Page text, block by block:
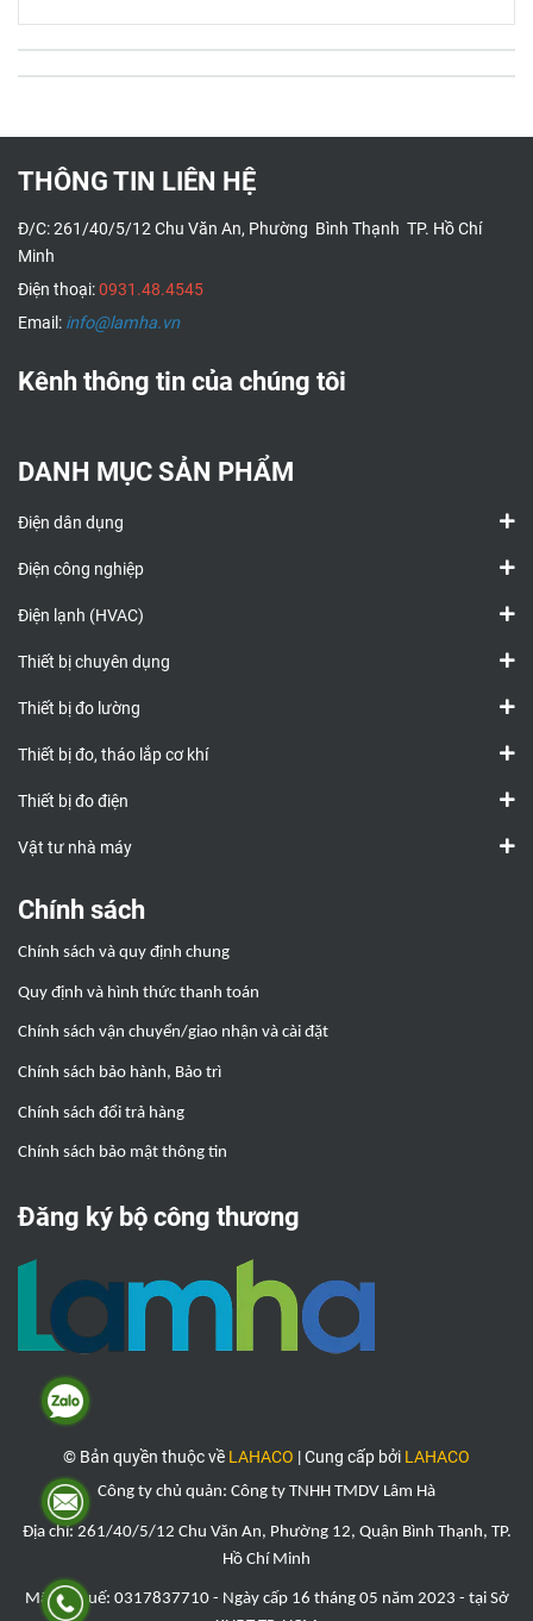
THÔNG TIN LIÊN HỆ
Đ/C: 261/40/5/12 Chu Văn An, Phường Bình Thạnh TP. Hồ Chí
Minh
Điện thoại:0931.48.4545
Email: info@lamha.vn
Kênh thông tin của chúng tôi
DANH MỤC SẢN PHẨM
Điện dân dụng
Điện công nghiệp
Điện lạnh (HVAC)
Thiết bị chuyên dụng
Thiết bị đo lường
Thiết bị đo, tháo lắp cơ khí
Thiết bị đo điện
Vật tư nhà máy
Chính sách
Chính sách và quy định chung
Quy định và hình thức thanh toán
Chính sách vận chuyển/giao nhận và cài đặt
Chính sách bảo hành, Bảo trì
Chính sách đổi trả hàng
Chính sách bảo mật thông tin
Đăng ký bộ công thương
© Bản quyền thuộc về LAHACO |Cung cấp bởi LAHACO
Công ty chủ quản: Công ty TNHH TMDV Lâm Hà
Địa chỉ: 261/40/5/12 Chu Văn An, Phường 12, Quận Bình Thạnh, TP.
Hồ Chí Minh
Mã số thuế: 0317837710 - Ngày cấp 16 tháng 05 năm 2023 - tại Sở